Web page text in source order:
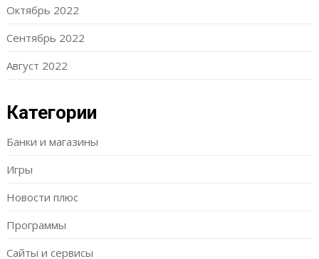
Октябрь 2022
Сентябрь 2022
Август 2022
Категории
Банки и магазины
Игры
Новости плюс
Программы
Сайты и сервисы